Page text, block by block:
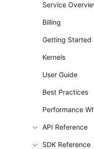
Service
Billing
Getting Started
Kernels
User Guide
Best Practices
Performance
API Reference
SDK Reference